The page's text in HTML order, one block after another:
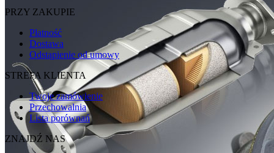
PRZY ZAKUPIE
Płatność
Dostawa
Odstąpienie od umowy
STREFA KLIENTA
Twoje zamówienie
Przechowalnia
Lista porównań
ZNAJDŹ NAS